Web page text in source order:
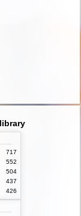
717
552
504
437
426